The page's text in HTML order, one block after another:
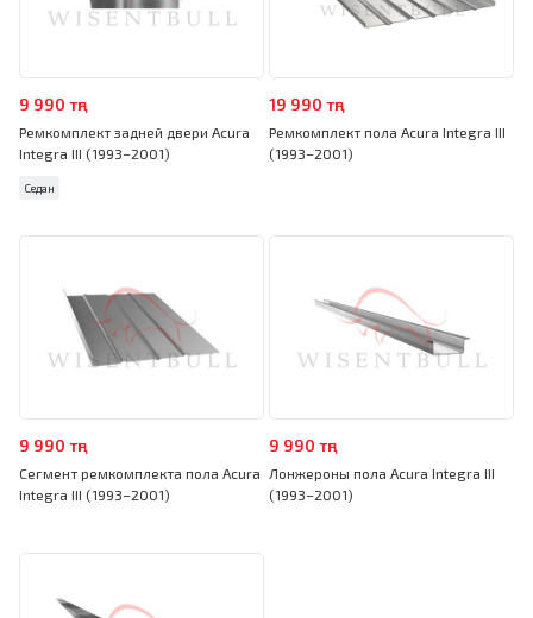
9 990 тңг
Ремкомплект задней двери Acura
Integra III (1993–2001)
Седан
19 990 тңг
Ремкомплект пола Acura Integra III
(1993–2001)
9 990 тңг
Сегмент ремкомплекта пола Acura
Integra III (1993–2001)
9 990 тңг
Лонжероны пола Acura Integra III
(1993–2001)